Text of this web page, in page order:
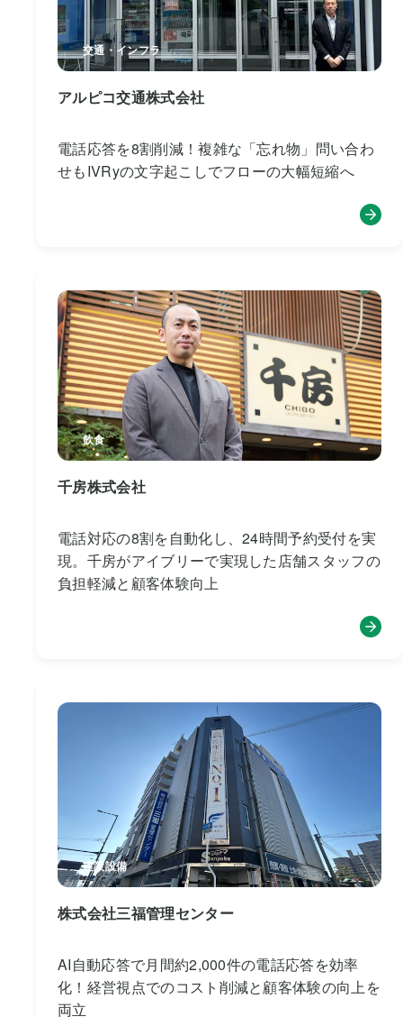
交通・インフラ
アルピコ交通株式会社
電話応答を8割削減！複雑な「忘れ物」問い合わ
せもIVRyの文字起こしでフローの大幅短縮へ
飲食
千房株式会社
電話対応の8割を自動化し、24時間予約受付を実
現。千房がアイブリーで実現した店舗スタッフの
負担軽減と顧客体験向上
建設設備
株式会社三福管理センター
AI自動応答で月間約2,000件の電話応答を効率
化！経営視点でのコスト削減と顧客体験の向上を
両立